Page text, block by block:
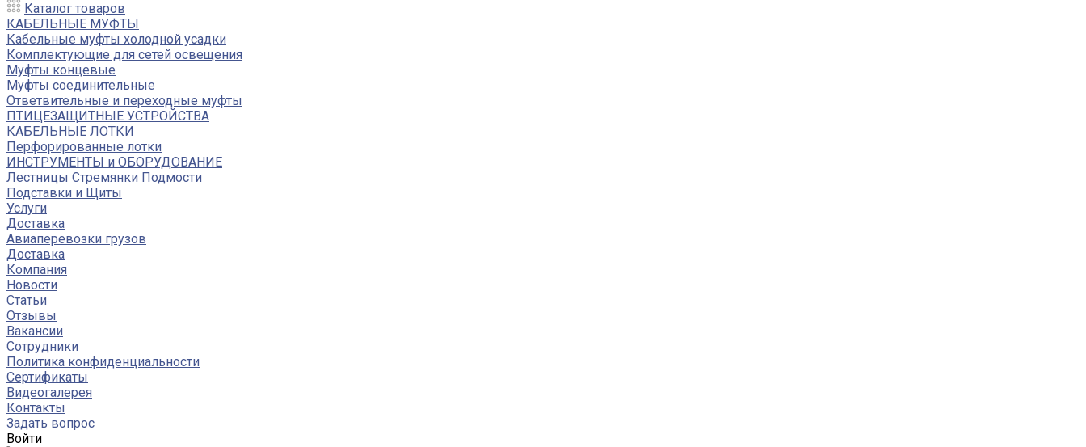
Каталог товаров
КАБЕЛЬНЫЕ МУФТЫ
Кабельные муфты холодной усадки
Комплектующие для сетей освещения
Муфты концевые
Муфты соединительные
Ответвительные и переходные муфты
ПТИЦЕЗАЩИТНЫЕ УСТРОЙСТВА
КАБЕЛЬНЫЕ ЛОТКИ
Перфорированные лотки
ИНСТРУМЕНТЫ и ОБОРУДОВАНИЕ
Лестницы Стремянки Подмости
Подставки и Щиты
Услуги
Доставка
Авиаперевозки грузов
Доставка
Компания
Новости
Статьи
Отзывы
Вакансии
Сотрудники
Политика конфиденциальности
Сертификаты
Видеогалерея
Контакты
Задать вопрос
Войти